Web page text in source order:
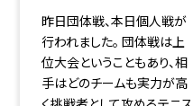
昨日団体戦、本日個人戦が
行われました。 団体戦は上
位大会ということもあり、相
手はどのチームも実力が高